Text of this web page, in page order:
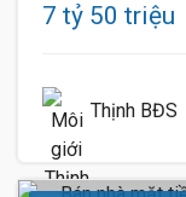
7 tỷ 50 triệu
Thịnh BĐS